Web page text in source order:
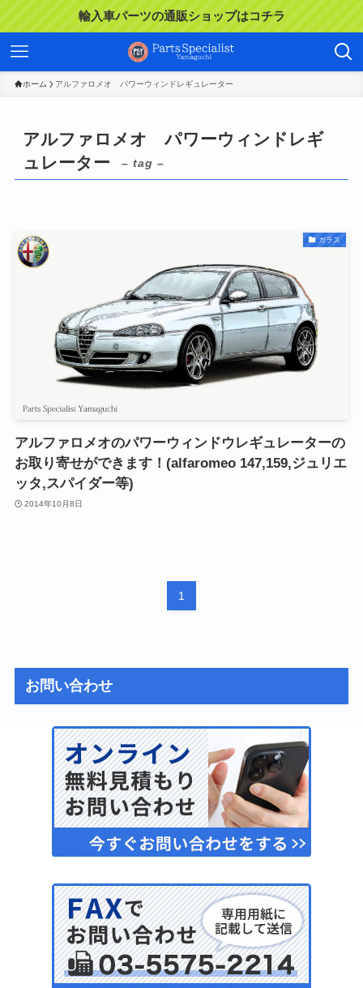
輸入車パーツの通販ショップはコチラ
ホーム アルファロメオ パワーウィンドレギュレーター
アルファロメオ パワーウィンドレギ
ュレーター
– tag –
ガラス
アルファロメオのパワーウィンドウレギュレーターの
お取り寄せができます！(alfaromeo 147,159,ジュリエ
ッタ,スパイダー等)
2014年10月8日
1
お問い合わせ